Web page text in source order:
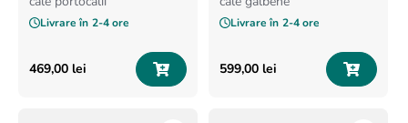
Livrare în 2-4 ore
469,00 lei
Livrare în 2-4 ore
599,00 lei